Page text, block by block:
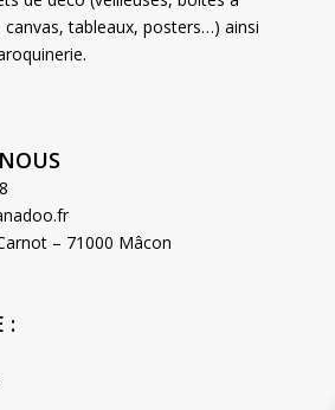
tableaux, posters…) ainsi
– 71000 Mâcon
: